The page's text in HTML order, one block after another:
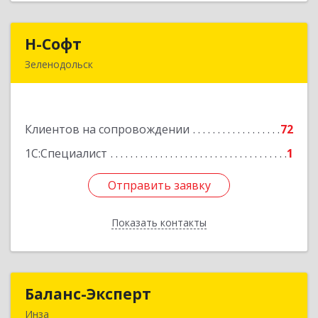
Н-Софт
Зеленодольск
Клиентов на сопровождении
72
1С:Специалист
1
Отправить заявку
Показать контакты
Подробнее
Отправить заявку
Назад
Баланс-Эксперт
Инза